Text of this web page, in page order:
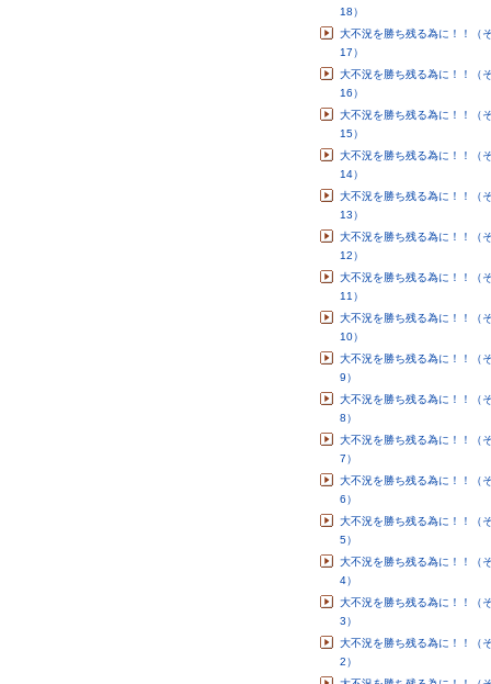
18）
大不況を勝ち残る為に！！（
17）
大不況を勝ち残る為に！！（
16）
大不況を勝ち残る為に！！（
15）
大不況を勝ち残る為に！！（
14）
大不況を勝ち残る為に！！（
13）
大不況を勝ち残る為に！！（
12）
大不況を勝ち残る為に！！（
11）
大不況を勝ち残る為に！！（
10）
大不況を勝ち残る為に！！（
9）
大不況を勝ち残る為に！！（
8）
大不況を勝ち残る為に！！（
7）
大不況を勝ち残る為に！！（
6）
大不況を勝ち残る為に！！（
5）
大不況を勝ち残る為に！！（
4）
大不況を勝ち残る為に！！（
3）
大不況を勝ち残る為に！！（
2）